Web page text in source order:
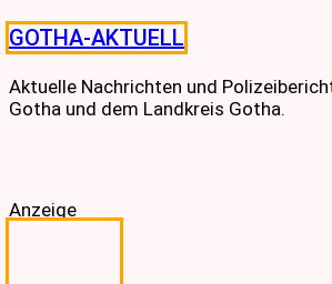
Skip
to
content
GOTHA-AKTUELL
Aktuelle Nachrichten und
Gotha und dem Landkreis Gotha.
Anzeige